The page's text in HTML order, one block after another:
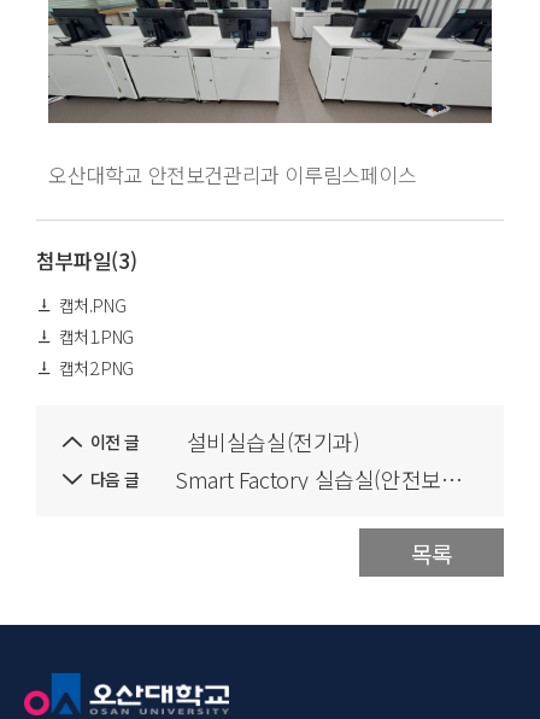
오산대학교 안전보건관리과 이루림스페이스
첨부파일(3)
캡처.PNG
캡처1.PNG
캡처2.PNG
이전 글 설비실습실(전기과)
다음 글 Smart Factory 실습실(안전보건관리과)
목록